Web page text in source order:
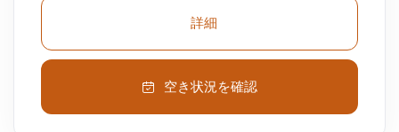
詳細
空き状況を確認